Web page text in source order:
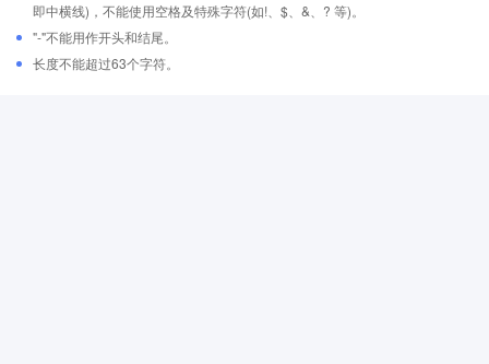
即中横线)，不能使用空格及特殊字符(如!、$、&、? 等)。
"-"不能用作开头和结尾。
长度不能超过63个字符。